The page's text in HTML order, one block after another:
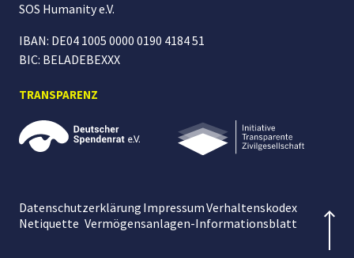
SOS Humanitye.V.
IBAN: DE04 1005 0000 0190 4184 51
BIC: BELADEBEXXX
TRANSPARENZ
Datenschutzerklärung ImpressumVerhaltenskodex
Netiquette Vermögensanlagen-Informationsblatt